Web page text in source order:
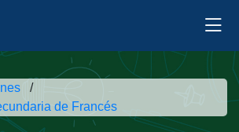
de Francés